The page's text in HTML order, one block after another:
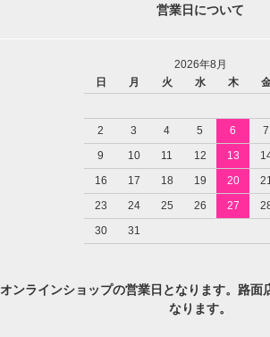
営業日について
2026年8月
日
月 火 水 木
2
3 4 5 6 7
9
10 11 12 13
16
17 18 19 20 21
23
24 25 26 27
30
31
オンラインショップの営業日となります。路面
なります。